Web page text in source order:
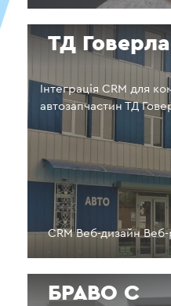
ТД Говерла
Інтеграція CRM для
автозапчастин ТД
CRM Веб-дизайн
БРАВО С